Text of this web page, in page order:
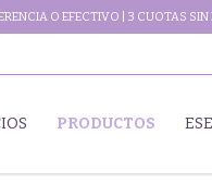
O EFECTIVO | 3 CUOTAS
PRODUCTOS